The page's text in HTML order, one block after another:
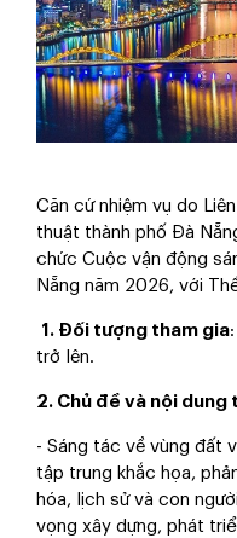
Căn cứ nhiệm vụ do
thuật thành phố Đà
chức Cuộc vận động
Nẵng năm 2026, với
1. Đối tượng tham gia:
trở lên.
2. Chủ đề và nội dung
- Sáng tác về vùng đất
tập trung khắc họa,
hóa, lịch sử và con
vọng xây dựng, phát